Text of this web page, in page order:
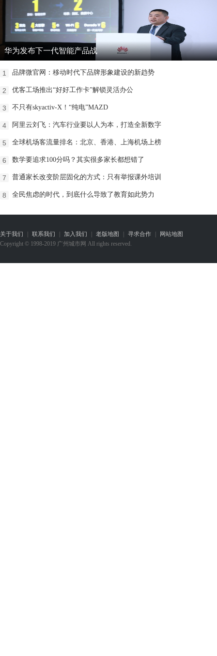
华为发布下一代智能产品战
1 品牌微官网：移动时代下品牌形象建设的新趋势
2 优客工场推出“好好工作卡”解锁灵活办公
3 不只有skyactiv-X！“纯电”MAZD
4 阿里云刘飞：汽车行业要以人为本，打造全新数字
5 全球机场客流量排名：北京、香港、上海机场上榜
6 数学要追求100分吗？其实很多家长都想错了
7 普通家长改变阶层固化的方式：只有举报课外培训
8 全民焦虑的时代，到底什么导致了教育如此势力
关于我们 | 联系我们 | 加入我们 | 老版地图 | 寻求合作 |
网站地图
Copyright © 1998-2019 广州城市网 All rights reserved.